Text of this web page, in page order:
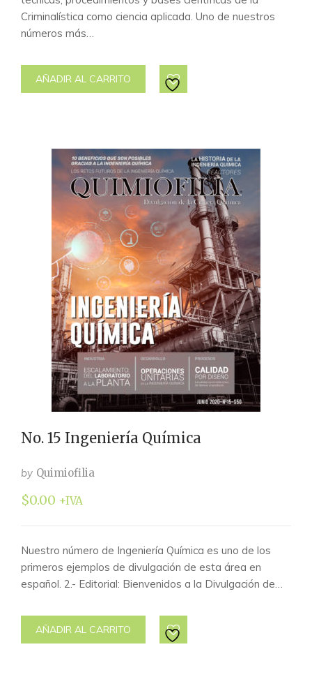
Criminalística como ciencia aplicada. Uno de nuestros
números más…
AÑADIR AL CARRITO
No. 15 Ingeniería Química
by Quimiofilia
$0.00 +IVA
Nuestro número de Ingeniería Química es uno de los
primeros ejemplos de divulgación de esta área en
español. 2.- Editorial: Bienvenidos a la Divulgación de…
AÑADIR AL CARRITO